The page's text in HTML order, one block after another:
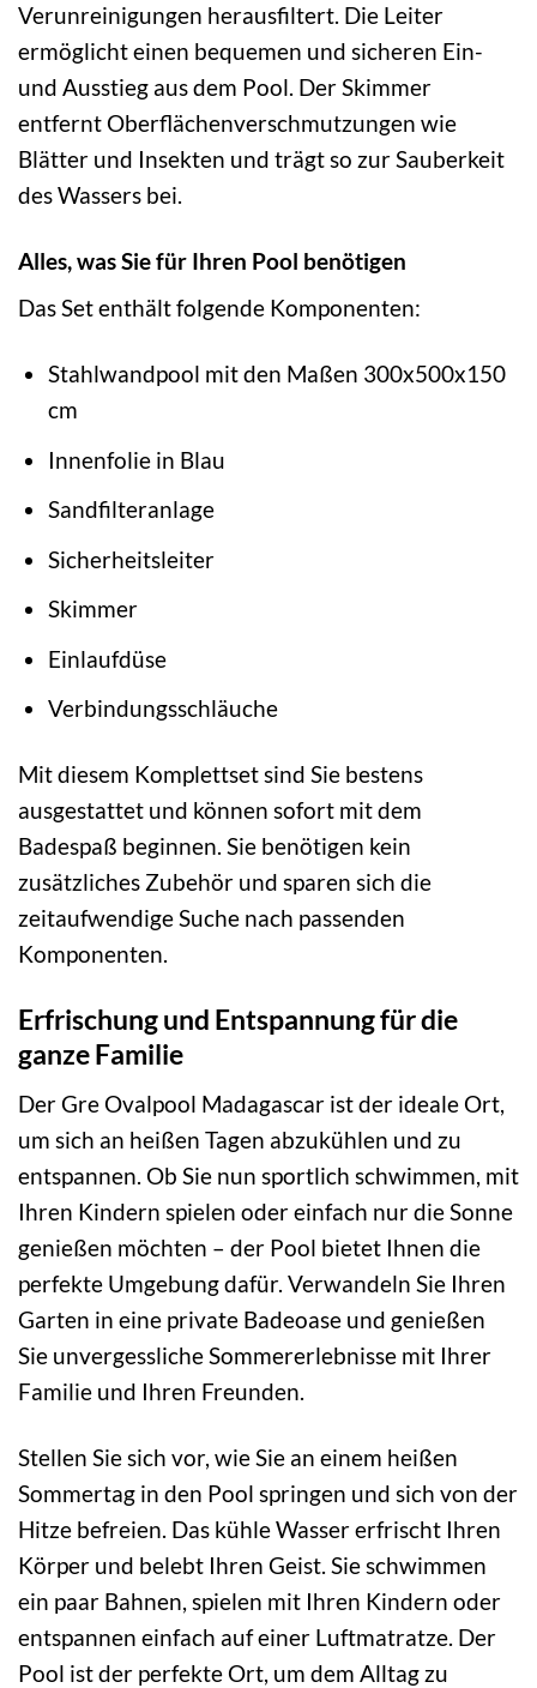
Verunreinigungen herausfiltert. Die Leiter
ermöglicht einen bequemen und sicheren Ein-
und Ausstieg aus dem Pool. Der Skimmer
entfernt Oberflächenverschmutzungen wie
Blätter und Insekten und trägt so zur Sauberkeit
des Wassers bei.
Alles, was Sie für Ihren Pool benötigen
Das Set enthält folgende Komponenten:
Stahlwandpool mit den Maßen 300x500x150
cm
Innenfolie in Blau
Sandfilteranlage
Sicherheitsleiter
Skimmer
Einlaufdüse
Verbindungsschläuche
Mit diesem Komplettset sind Sie bestens
ausgestattet und können sofort mit dem
Badespaß beginnen. Sie benötigen kein
zusätzliches Zubehör und sparen sich die
zeitaufwendige Suche nach passenden
Komponenten.
Erfrischung und Entspannung für die
ganze Familie
Der Gre Ovalpool Madagascar ist der ideale Ort,
um sich an heißen Tagen abzukühlen und zu
entspannen. Ob Sie nun sportlich schwimmen, mit
Ihren Kindern spielen oder einfach nur die Sonne
genießen möchten – der Pool bietet Ihnen die
perfekte Umgebung dafür. Verwandeln Sie Ihren
Garten in eine private Badeoase und genießen
Sie unvergessliche Sommererlebnisse mit Ihrer
Familie und Ihren Freunden.
Stellen Sie sich vor, wie Sie an einem heißen
Sommertag in den Pool springen und sich von der
Hitze befreien. Das kühle Wasser erfrischt Ihren
Körper und belebt Ihren Geist. Sie schwimmen
ein paar Bahnen, spielen mit Ihren Kindern oder
entspannen einfach auf einer Luftmatratze. Der
Pool ist der perfekte Ort, um dem Alltag zu